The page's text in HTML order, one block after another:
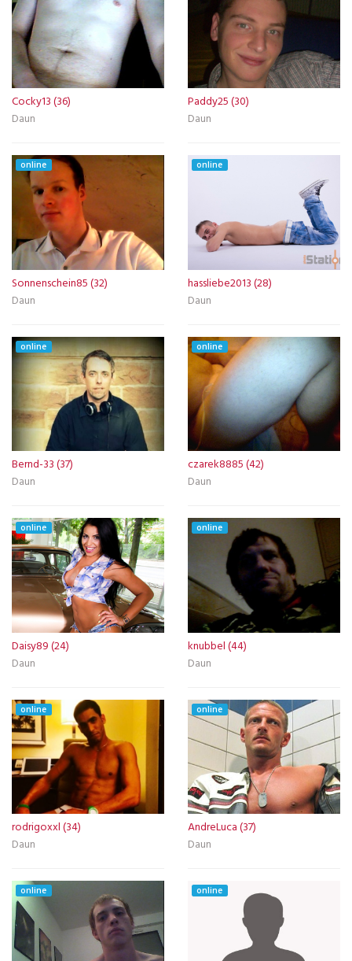
Cocky13 (36)
Daun
Paddy25 (30)
Daun
online
Sonnenschein85 (32)
Daun
online
hassliebe2013 (28)
Daun
online
Bernd-33 (37)
Daun
online
czarek8885 (42)
Daun
online
Daisy89 (24)
Daun
online
knubbel (44)
Daun
online
rodrigoxxl (34)
Daun
online
AndreLuca (37)
Daun
online online